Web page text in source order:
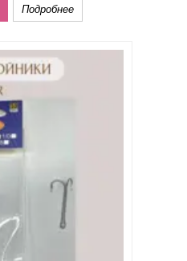
Подробнее